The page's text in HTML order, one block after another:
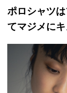
ポロシャツ
てマジメに